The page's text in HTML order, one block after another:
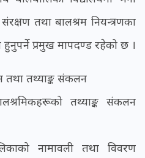
तथा बालश्रम नियन्त्रणका
प्रमुख मापदण्ड रहेको छ ।
तथा तथ्याङ्क संकलन
तथ्याङ्क संकलन
नामावली तथा विवरण